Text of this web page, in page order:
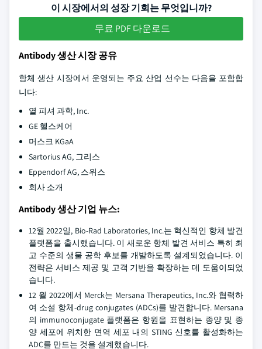
이 시장에서의 성장 기회는 무엇입니까?
무료 PDF 다운로드
Antibody 생산 시장 공유
항체 생산 시장에서 운영되는 주요 산업 선수는 다음을 포함합
니다:
열 피셔 과학, Inc.
GE 헬스케어
머스크 KGaA
Sartorius AG, 그리스
Eppendorf AG, 스위스
회사 소개
Antibody 생산 기업 뉴스:
12월 2022일, Bio-Rad Laboratories, Inc.는 혁신적인 항체 발견
플랫폼을 출시했습니다. 이 새로운 항체 발견 서비스 특히 최
고 수준의 생물 공학 후보를 개발하도록 설계되었습니다. 이
전략은 서비스 제공 및 고객 기반을 확장하는 데 도움이되었
습니다.
12 월 2022에서 Merck는 Mersana Therapeutics, Inc.와 협력하
여 소설 항체-drug conjugates (ADCs)를 발견합니다. Mersana
의 immunoconjugate 플랫폼은 항원을 표현하는 종양 및 종
양 세포에 위치한 면역 세포 내의 STING 신호를 활성화하는
ADC를 만드는 것을 설계했습니다.